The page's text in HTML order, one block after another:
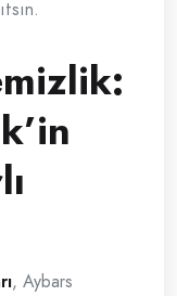
, Aybars